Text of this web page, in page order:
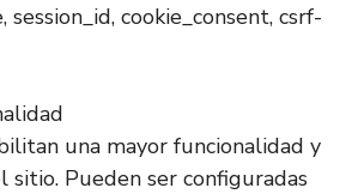
cookie_consent, csrf-
una mayor funcionalidad y
sitio. Pueden ser configuradas